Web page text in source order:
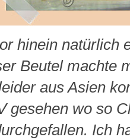
hinein natürlich
Beutel machte
aus Asien
gesehen wo so
Ich